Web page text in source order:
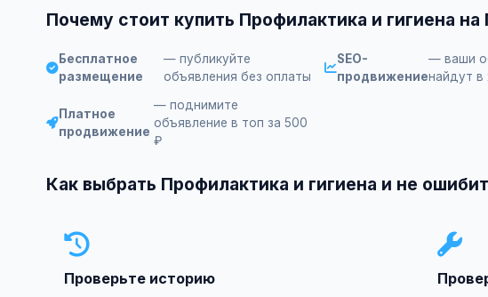
Почему стоит купить Профилактика и гигиена
Бесплатное
размещение
— публикуйте
объявления без оплаты
SEO-
продвижение
— ваши
найдут в
Платное
продвижение
— поднимите
объявление в топ за 500
₽
Как выбрать Профилактика и гигиена и не
Проверьте историю